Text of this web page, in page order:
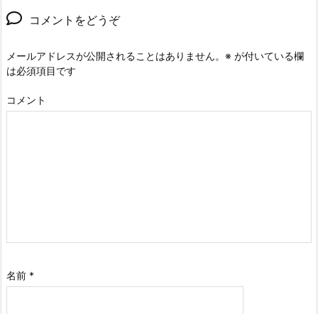
コメントをどうぞ
メールアドレスが公開されることはありません。 ※ が付いている欄
は必須項目です
コメント
名前 *